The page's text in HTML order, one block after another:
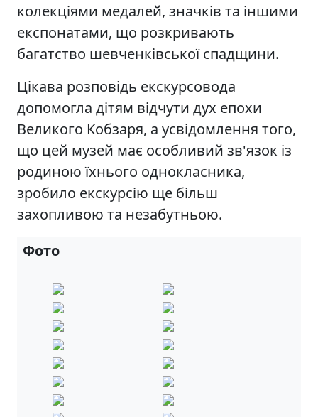
колекціями медалей, значків та іншими
експонатами, що розкривають
багатство шевченківської спадщини.
Цікава розповідь екскурсовода
допомогла дітям відчути дух епохи
Великого Кобзаря, а усвідомлення того,
що цей музей має особливий зв'язок із
родиною їхнього однокласника,
зробило екскурсію ще більш
захопливою та незабутньою.
Фото